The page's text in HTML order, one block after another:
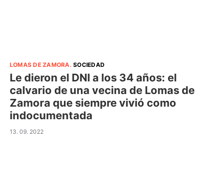
LOMAS DE ZAMORA.SOCIEDAD
Le dieron el DNI a los 34 años: el
calvario de una vecina de Lomas de
Zamora que siempre vivió como
indocumentada
13. 09. 2022